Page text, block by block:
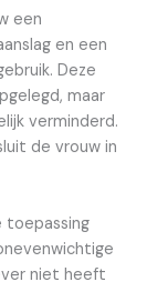
een
en een
Deze
maar
verminderd.
de vrouw in
toepassing
niet heeft